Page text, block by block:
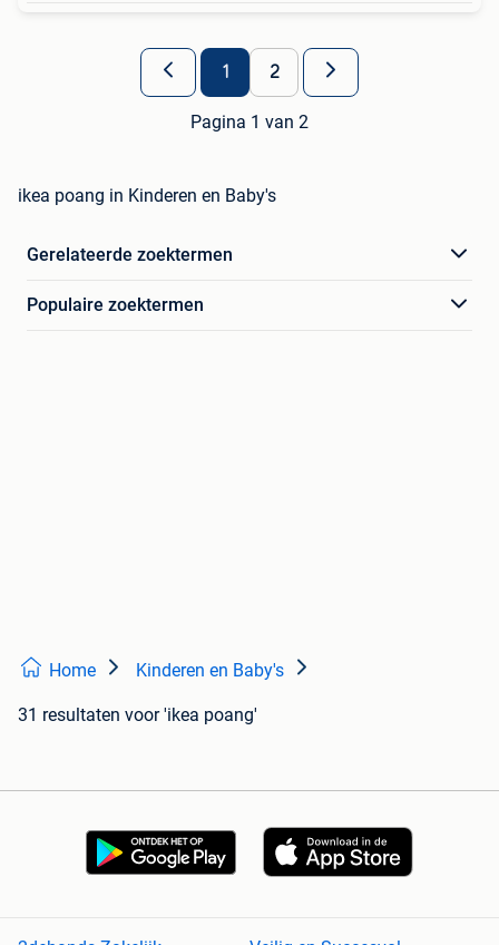
1 2
Pagina 1 van 2
ikea poang in Kinderen en Baby's
Gerelateerde zoektermen
Populaire zoektermen
Home Kinderen en Baby's
31 resultaten voor 'ikea poang'